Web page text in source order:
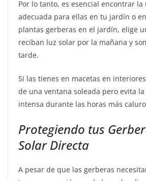
Por lo tanto, es esencial encontrar la
adecuada para ellas en tu jardín o
plantas gerberas en el jardín, elige
reciban luz solar por la mañana y
tarde.
Si las tienes en macetas en
de una ventana soleada pero evita
intensa durante las horas más
Protegiendo tus
Solar Directa
A pesar de que las gerberas